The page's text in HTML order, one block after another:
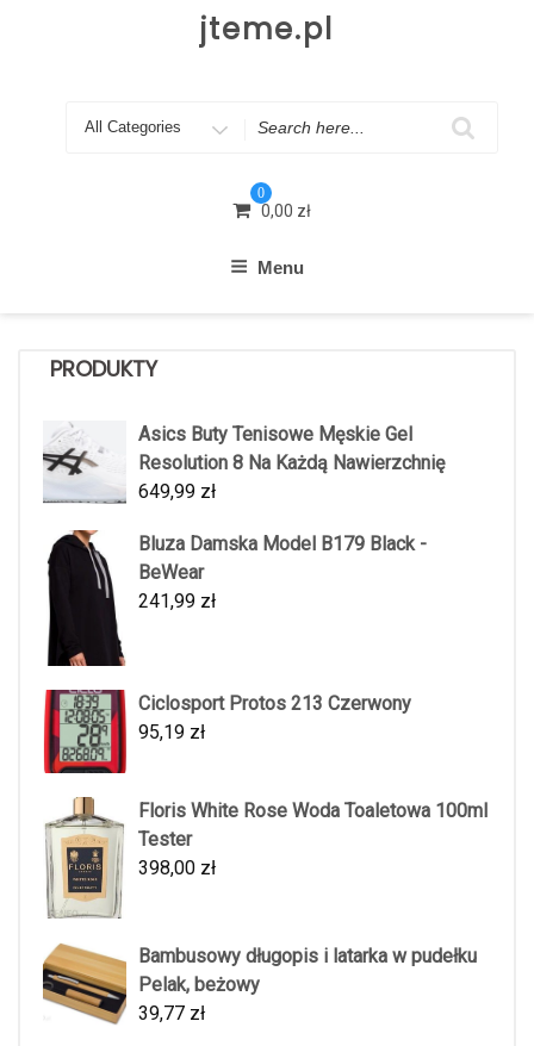
jteme.pl
Search
0
0,00 zł
Menu
PRODUKTY
Asics Buty Tenisowe Męskie Gel
Resolution 8 Na Każdą Nawierzchnię
649,99 zł
Bluza Damska Model B179 Black -
BeWear
241,99 zł
Ciclosport Protos 213 Czerwony
95,19 zł
Floris White Rose Woda Toaletowa 100ml
Tester
398,00 zł
Bambusowy długopis i latarka w pudełku
Pelak, beżowy
39,77 zł